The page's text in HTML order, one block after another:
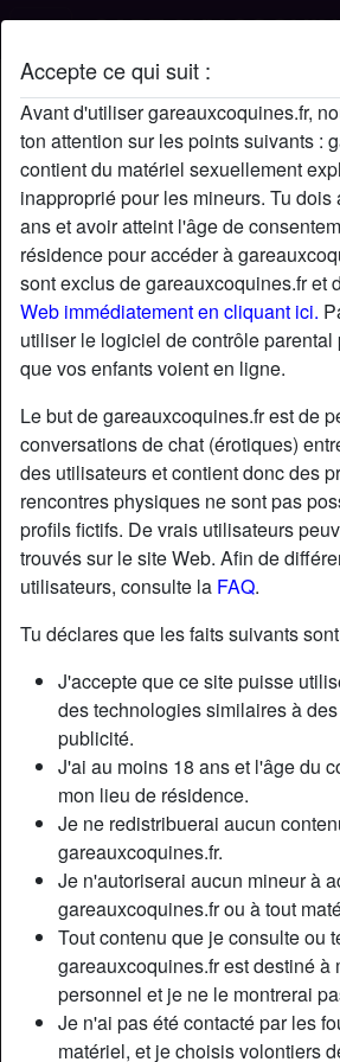
Accepte ce qui suit :
Avant d'utiliser gareauxcoquines.fr,
ton attention sur les points suivants :
contient du matériel sexuellement
inapproprié pour les mineurs. Tu dois
ans et avoir atteint l'âge de
résidence pour accéder à
sont exclus de gareauxcoquines.fr et
Web immédiatement en cliquant ici.
utiliser le logiciel de contrôle parental
que vos enfants voient en ligne.
Le but de gareauxcoquines.fr est de
conversations de chat (érotiques)
des utilisateurs et contient donc des
rencontres physiques ne sont pas
profils fictifs. De vrais utilisateurs
trouvés sur le site Web. Afin de
utilisateurs, consulte la FAQ.
Tu déclares que les faits suivants
J'accepte que ce site puisse
des technologies similaires à
publicité.
J'ai au moins 18 ans et l'âge du
mon lieu de résidence.
Je ne redistribuerai aucun
gareauxcoquines.fr.
Je n'autoriserai aucun mineur à
gareauxcoquines.fr ou à tout
Tout contenu que je consulte ou
gareauxcoquines.fr est destiné à
personnel et je ne le montrerai
Je n'ai pas été contacté par les
matériel, et je choisis volontiers
Profil de pipokilo
starAjouter
Nickname:
Âge:
22
Département:
Ille-
Sexe:
Relation:
Taille:
Épilé(e):
no
Description
N'a pas encore saisi de description
Cherche
N'a spécifié aucune préférence